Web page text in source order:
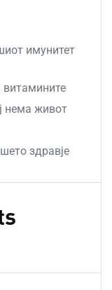
имунитет
нема живот
здравје